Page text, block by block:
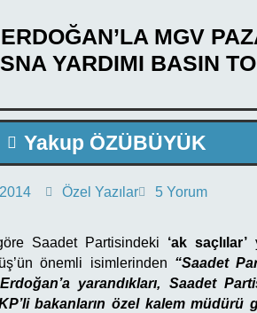
MGV
YARDIMI BASIN
Yakup ÖZÜBÜYÜK
Özel Yazılar 5 Yorum
Saadet Partisindeki ‘ak saçlılar’
önemli isimlerinden “Saadet
yarandıkları, Saadet
bakanların özel kalem müdürü